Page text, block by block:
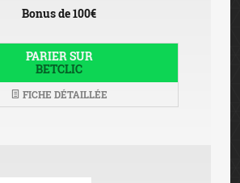
Bonus de 100€
PARIER SUR
BETCLIC
FICHE DÉTAILLÉE